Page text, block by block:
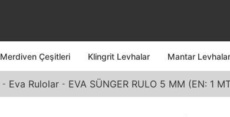
Merdiven Çeşitleri Klingrit Levhalar Mantar Levhalar
Eva Rulolar EVA SÜNGER RULO 5 MM (EN: 1